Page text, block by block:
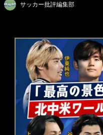
サッカー批評編集部